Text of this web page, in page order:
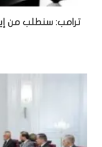
ترامب: سنطلب من